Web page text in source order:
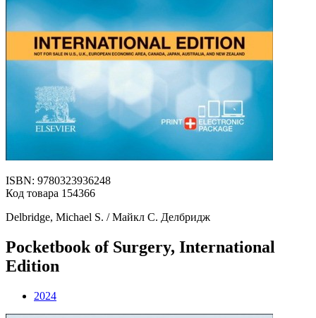
ISBN: 9780323936248
Код товара 154366
Delbridge, Michael S. / Майкл С. Делбридж
Pocketbook of Surgery, International
Edition
2024